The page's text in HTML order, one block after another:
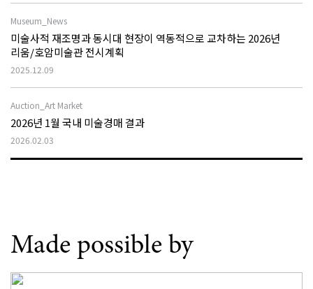
Museum_News
미술사적 재조명과 동시대 현장이 역동적으로 교차하는 2026년
리움/호암미술관 전시계획
2025.12.09
Auction_Art Market
2026년 1월 국내 미술경매 결과
2026.02.03
Made possible by